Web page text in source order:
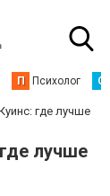
П Психолог С
где лучше
лучше